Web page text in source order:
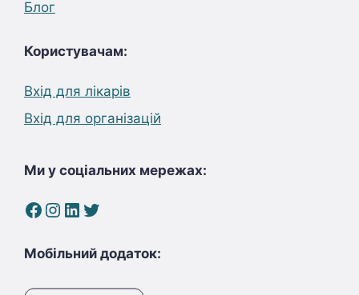
Блог
Користувачам:
Вхід для лікарів
Вхід для організацій
Ми у соціальних мережах:
Facebook
Instagram
LinkedIn
Twitter
Мобільний додаток: